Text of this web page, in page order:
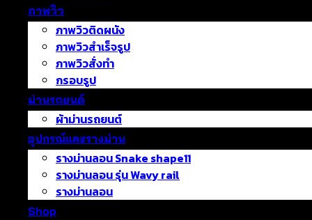
ภาพวิว
ภาพวิวติดผนัง
ภาพวิวสำเร็จรูป
ภาพวิวสั่งทำ
กรอบรูป
ม่านรถยนต์
ผ้าม่านรถยนต์
อุปกรณ์และรางม่าน
รางม่านลอน Snake shape11
รางม่านลอน รุ่น Wavy rail
รางม่านลอน
Shop